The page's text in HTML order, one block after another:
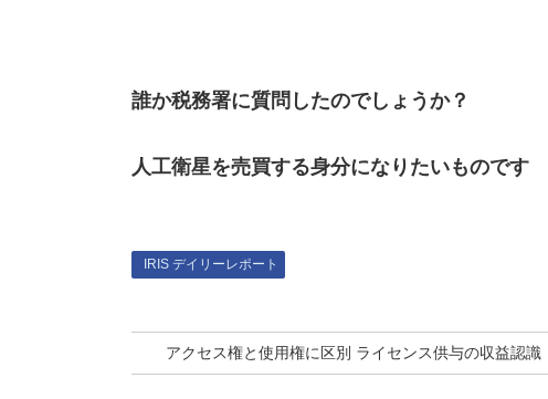
誰か税務署に質問したのでしょうか？
人工衛星を売買する身分になりたいものです
IRIS デイリーレポート
アクセス権と使用権に区別 ライセンス供与の収益認識